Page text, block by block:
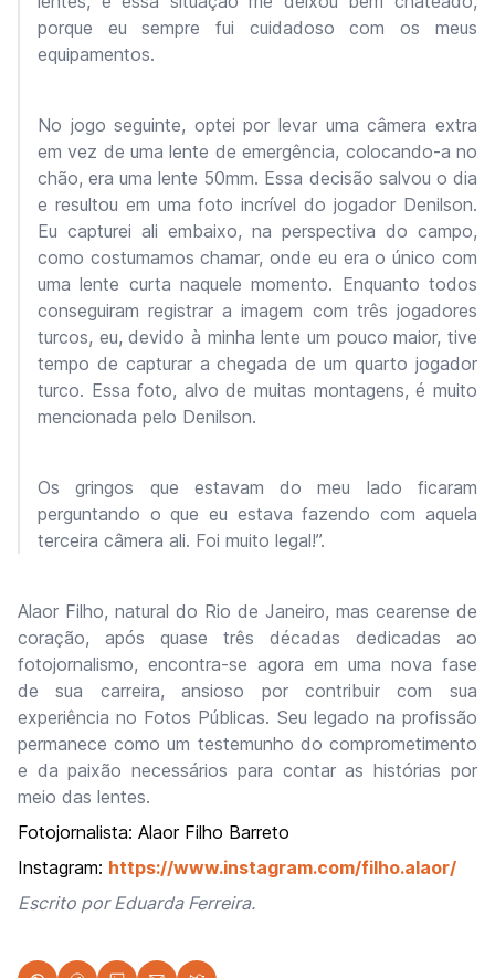
porque eu sempre fui cuidadoso com os meus
equipamentos.
No jogo seguinte, optei por levar uma câmera extra
em vez de uma lente de emergência, colocando-a no
chão, era uma lente 50mm. Essa decisão salvou o dia
e resultou em uma foto incrível do jogador Denilson.
Eu capturei ali embaixo, na perspectiva do campo,
como costumamos chamar, onde eu era o único com
uma lente curta naquele momento. Enquanto todos
conseguiram registrar a imagem com três jogadores
turcos, eu, devido à minha lente um pouco maior, tive
tempo de capturar a chegada de um quarto jogador
turco. Essa foto, alvo de muitas montagens, é muito
mencionada pelo Denilson.
Os gringos que estavam do meu lado ficaram
perguntando o que eu estava fazendo com aquela
terceira câmera ali. Foi muito legal!”.
Alaor Filho, natural do Rio de Janeiro, mas cearense de
coração, após quase três décadas dedicadas ao
fotojornalismo, encontra-se agora em uma nova fase
de sua carreira, ansioso por contribuir com sua
experiência no Fotos Públicas. Seu legado na profissão
permanece como um testemunho do comprometimento
e da paixão necessários para contar as histórias por
meio das lentes.
Fotojornalista: Alaor Filho Barreto
Instagram: https://www.instagram.com/filho.alaor/
Escrito por Eduarda Ferreira.